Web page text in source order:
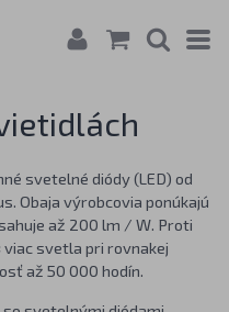
svetelné diódy (LED) od
Obaja výrobcovia ponúkajú
až 200 lm / W. Proti
svetla pri rovnakej
až 50 000 hodín.